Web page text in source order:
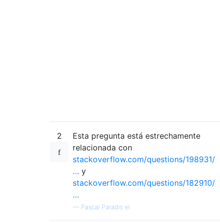
2
Esta pregunta está estrechamente
relacionada con
stackoverflow.com/questions/198931/
… y
stackoverflow.com/questions/182910/
…
— Pascal Paradis el